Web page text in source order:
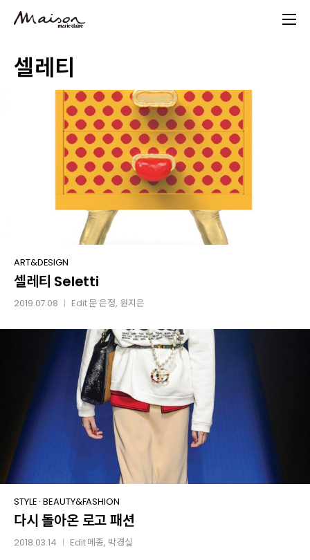
content
셀레티
셀레티
Seletti
ART&DESIGN
셀레티 Seletti
2019.07.08 Edit문 은정, 원지은
다시
돌아온
로고
STYLE ·BEAUTY&FASHION
다시 돌아온 로고 패션
2018.03.14 Edit메종, 박경실